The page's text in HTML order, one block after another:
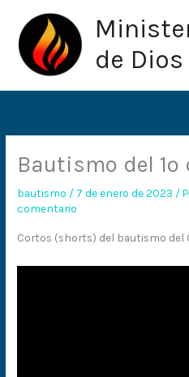
contenido
de Dios
Bautismo del 1º
bautismo / 7 de enero de 2023 /
comentario
Cortos (shorts) del bautismo del